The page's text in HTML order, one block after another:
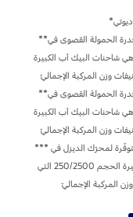
**قدرة الحمولة القصوى في F-350، ريجولار كاب، ‎4x2، محرّك سعة 6.2 لتر. مع
شاحنات البيك أب الكبيرة
**قدرة الحمولة القصوى في F-350، ريجولار كاب، ‎4x2، محرّك سعة 6.2 لتر. مع
شاحنات البيك أب الكبيرة
*** قدرة الحمولة القصوى المتوفّرة لمحرّك الديزل في F-250، ‏‎4x2، ريجولار كاب،
محرّك سعة 6.7 لتر. الفئة هي شاحنات البيك أب الكبيرة الحجم 250/2500 التي